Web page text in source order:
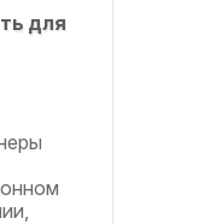
для